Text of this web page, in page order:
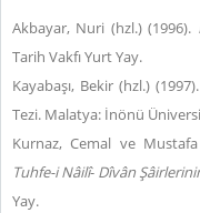
Akbayar, Nuri (hzl.) (1996).
Tarih Vakfı Yurt Yay.
Kayabaşı, Bekir (hzl.) (1997).
Tezi. Malatya: İnönü
Kurnaz, Cemal ve
Tuhfe-i Nâilî- Dîvân
Yay.